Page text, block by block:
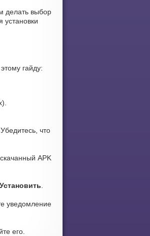
делать выбор
установки
гайду:
что
APK
Установить
уведомление
его.